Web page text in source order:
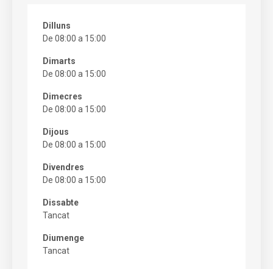
Dilluns
De 08:00 a 15:00
Dimarts
De 08:00 a 15:00
Dimecres
De 08:00 a 15:00
Dijous
De 08:00 a 15:00
Divendres
De 08:00 a 15:00
Dissabte
Tancat
Diumenge
Tancat